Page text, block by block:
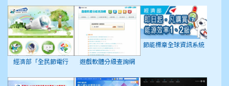
經濟部「全民節電行
遊戲軟體分級查詢網
節能標章全球資訊系統